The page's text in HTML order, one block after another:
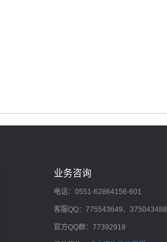
业务咨询
电话：0551-62864156-601
客服QQ：775543649、375043488
官方QQ群：77392919